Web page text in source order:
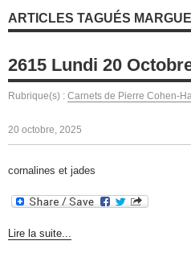
ARTICLES TAGUÉS
2615 Lundi 20
Rubrique(s) : Carnets de Pierre Cohen-
20 octobre, 2025
cornalines et jades
Lire la suite...